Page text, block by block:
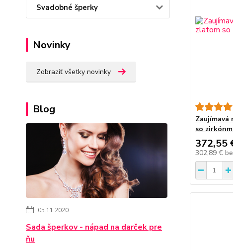
Svadobné šperky
Novinky
Zobraziť všetky novinky
Blog
05.11.2020
Sada šperkov - nápad na darček pre
ňu
Zaujímavá
so
372,55
302,89 €